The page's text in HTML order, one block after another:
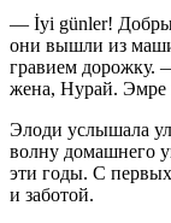
— İyi günler!
они вышли из
гравием дорожку.
жена, Нурай. Эмре
Элоди услышала
волну домашнего
эти годы. С
и заботой.